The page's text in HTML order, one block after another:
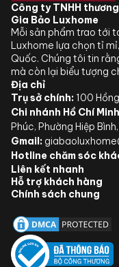
Công ty TNHH
Gia Bảo Luxhome
Mỗi sản phẩm trao tới
Luxhome lựa chọn tỉ
Quốc. Chúng tôi tin
mà còn lại biểu tượng
Địa chỉ
Trụ sở chính: 100
Chi nhánh Hồ Chí
Phúc, Phường Hiệp
Gmail:
Hotline chăm sóc
Liên kết nhanh
Hỗ trợ khách hàng
Chính sách chung